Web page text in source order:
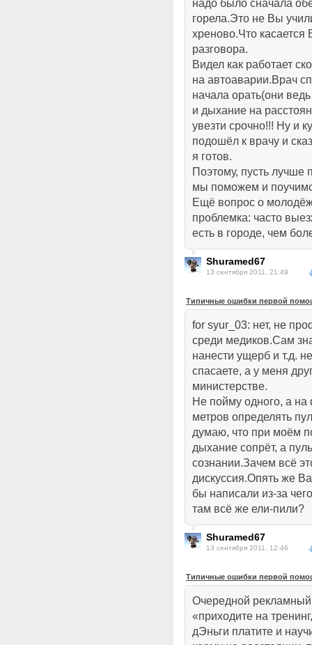
надо было сначала
горела.Это не Вы
хреново.Что
разговора.
Видел как работает
на автоаварии.Врач
начала орать(они
и дыхание на
увезти срочно!!! Ну и
подошёл к врачу и
я готов.
Поэтому, пусть лучше
мы поможем и
Ещё вопрос о
проблемка: часто
есть в городе, чем
Shuramed67
13 сентября 2011, 21:49
Типичные ошибки первой
for syur_03: нет, не
среди медиков.Сам
нанести ущерб и т.д.
спасаете, а у меня
министерстве.
Не пойму одного, а на
метров определять
думаю, что при моём
дыхание сопрёт, а
сознании.Зачем всё
дискуссия.Опять же
бы написали из-за
там всё же ели-пили?
Shuramed67
13 сентября 2011, 12:46
Типичные ошибки первой
Очередной рекламный
«приходите на
дЭньги платите и